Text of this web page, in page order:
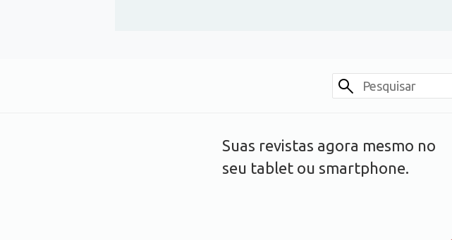
Suas revistas agora mesmo no
seu tablet ou smartphone.